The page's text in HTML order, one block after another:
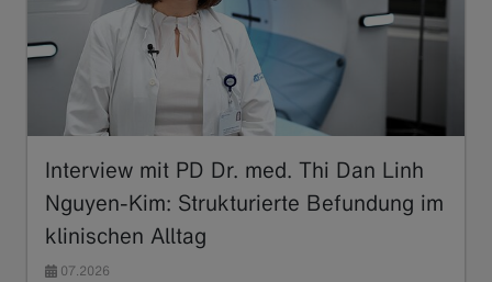
Interview mit PD Dr. med. Thi Dan Linh
Nguyen-Kim: Strukturierte Befundung im
klinischen Alltag
07.2026